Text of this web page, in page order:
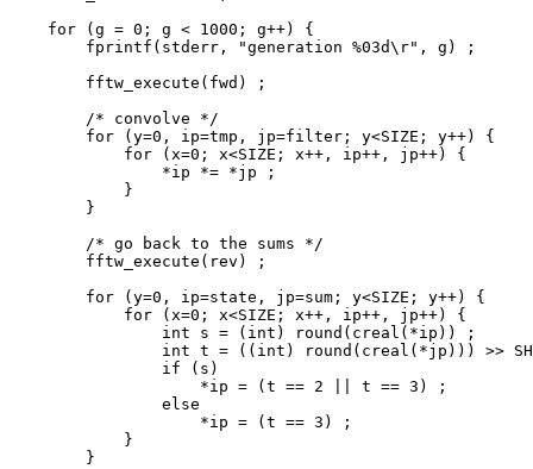
    for (g = 0; g < 1000; g++) {
        fprintf(stderr, "generation %03d\r", g) ;
        fftw_execute(fwd) ;
        /* convolve */
        for (y=0, ip=tmp, jp=filter; y<SIZE; y++) {
            for (x=0; x<SIZE; x++, ip++, jp++) {
                *ip *= *jp ;
            }
        }
        /* go back to the sums */
        fftw_execute(rev) ;
        for (y=0, ip=state, jp=sum; y<SIZE; y++) {
            for (x=0; x<SIZE; x++, ip++, jp++) {
                int s = (int) round(creal(*ip)) ;
int t = ((int) round(creal(*jp))) >>
                if (s)
                    *ip = (t == 2 || t == 3) ;
                else
                    *ip = (t == 3) ;
            }
        }